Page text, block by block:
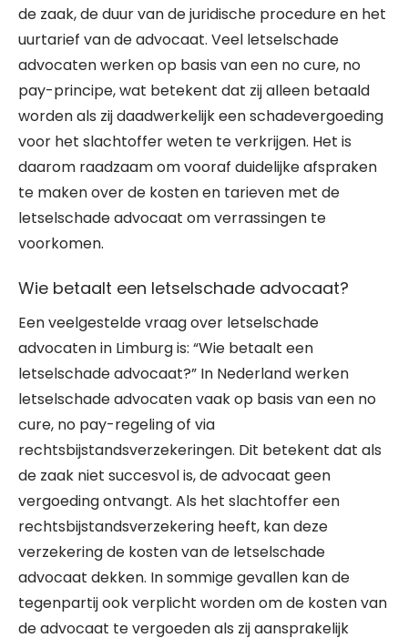
de zaak, de duur van de juridische procedure en het
uurtarief van de advocaat. Veel letselschade
advocaten werken op basis van een no cure, no
pay-principe, wat betekent dat zij alleen betaald
worden als zij daadwerkelijk een schadevergoeding
voor het slachtoffer weten te verkrijgen. Het is
daarom raadzaam om vooraf duidelijke afspraken
te maken over de kosten en tarieven met de
letselschade advocaat om verrassingen te
voorkomen.
Wie betaalt een letselschade advocaat?
Een veelgestelde vraag over letselschade
advocaten in Limburg is: “Wie betaalt een
letselschade advocaat?” In Nederland werken
letselschade advocaten vaak op basis van een no
cure, no pay-regeling of via
rechtsbijstandsverzekeringen. Dit betekent dat als
de zaak niet succesvol is, de advocaat geen
vergoeding ontvangt. Als het slachtoffer een
rechtsbijstandsverzekering heeft, kan deze
verzekering de kosten van de letselschade
advocaat dekken. In sommige gevallen kan de
tegenpartij ook verplicht worden om de kosten van
de advocaat te vergoeden als zij aansprakelijk